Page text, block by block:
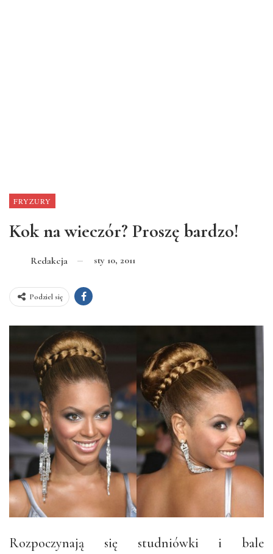
FRYZURY
Kok na wieczór? Proszę bardzo!
Redakcja sty 10, 2011
Podziel się
Rozpoczynają się studniówki i bale